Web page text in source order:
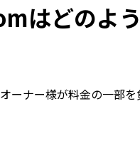
はどのよ
ーナー様が料金の一部